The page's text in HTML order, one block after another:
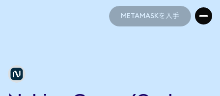
METAMASKを入手